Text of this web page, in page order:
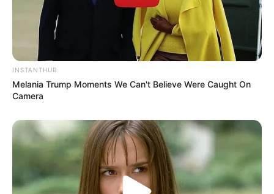
INSTANTHUB
Melania Trump Moments We Can't Believe Were Caught On
Camera